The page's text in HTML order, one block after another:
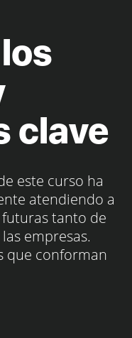
clave
este curso ha
atendiendo a
futuras tanto de
empresas.
que conforman